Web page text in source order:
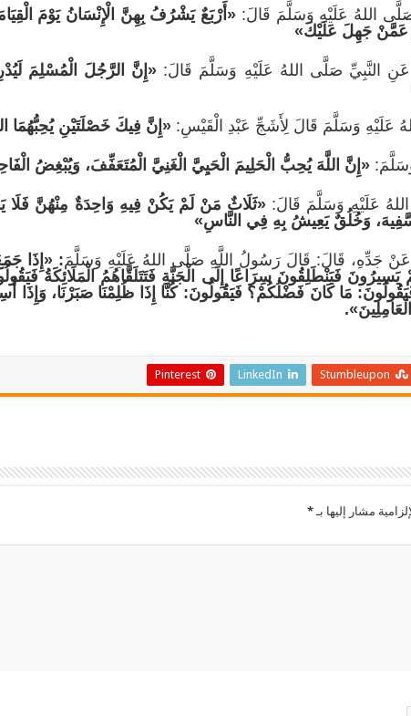
اللهُ عَلَيْهِ وَسَلَّمَ قَالَ: «أَرْبَعٌ يَشْرُفُ بِهِنَّ الْإِنْسَانُ يَوْمَ
عَمَّنْ جَهِلَ عَلَيْكَ»
صَلَّى اللهُ عَلَيْهِ وَسَلَّمَ قَالَ: «إِنَّ الرَّجُلَ الْمُسْلِمَ
عَلَيْهِ وَسَلَّمَ قَالَ لِأَشَجِّ عَبْدِ الْقَيْسِ:«إِنَّ فِيكَ خَصْلَتَيْنِ يُحِبُّهُمَا
«إِنَّ اللَّهَ يُحِبُّ الْحَلِيمَ الْحَيِيَّ الْغَنِيَّ الْمُتَعَفِّفَ، وَيُبْغِضُ
عَلَيْهِ وَسَلَّمَ قَالَ: «ثَلَاثٌ مَنْ لَمْ يَكُنْ فِيهِ وَاحِدَةٌ مِنْهُنَّ
وَخُلُقٌ يَعِيشُ بِهِ فِي النَّاسِ»
جَدِّهِ، قَالَ: قَالَ رَسُولُ اللَّهِ صَلَّى اللهُ عَلَيْهِ وَسَلَّمَ: «إِذَا
فَيَنْطَلِقُونَ سِرَاعًا إِلَى الْجَنَّةِ فَتَتَلَقَّاهُمُ الْمَلَائِكَةُ
مَا كَانَ فَضْلُكُمْ؟ فَيَقُولُونَ: كُنَّا إِذَا ظُلِمْنَا صَبَرْنَا، وَإِذَا
Stumbleupon
LinkedIn
Pinterest
مشار إليها بـ*